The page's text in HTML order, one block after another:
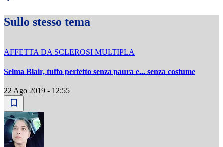
Sullo stesso tema
AFFETTA DA SCLEROSI MULTIPLA
Selma Blair, tuffo perfetto senza paura e... senza costume
22 Ago 2019 - 12:55